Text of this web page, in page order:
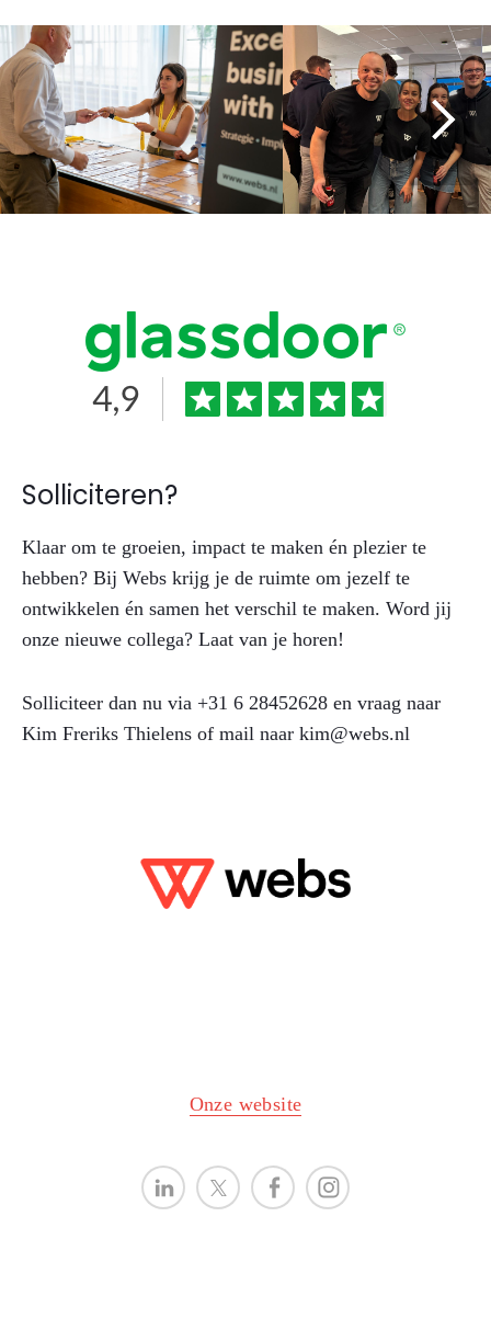
Solliciteren?
Klaar om te groeien, impact te maken én plezier te
hebben? Bij Webs krijg je de ruimte om jezelf te
ontwikkelen én samen het verschil te maken. Word jij
onze nieuwe collega? Laat van je horen!
Solliciteer dan nu via +31 6 28452628 en vraag naar
Kim Freriks Thielens of mail naar kim@webs.nl
Onze website